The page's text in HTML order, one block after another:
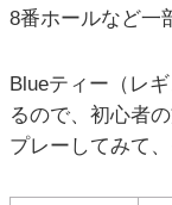
8番ホールなど一
Blueティー（レ
るので、初心者
プレーしてみて